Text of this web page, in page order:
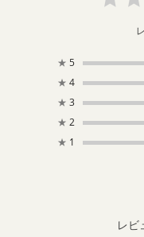
★ 5
★ 4
★ 3
★ 2
★ 1
レビ